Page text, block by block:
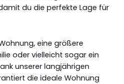
du die perfekte Lage für
eine größere
oder vielleicht sogar ein
unserer langjährigen
die ideale Wohnung